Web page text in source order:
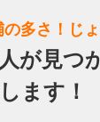
多さ！じ
が見つ
ます！